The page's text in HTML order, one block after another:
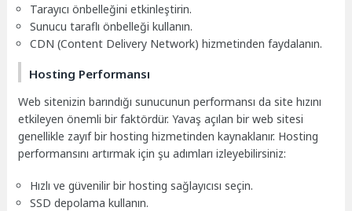
Tarayıcı önbelleğini etkinleştirin.
Sunucu taraflı önbelleği kullanın.
CDN (Content Delivery Network) hizmetinden faydalanın.
Hosting Performansı
Web sitenizin barındığı sunucunun performansı da site hızını
etkileyen önemli bir faktördür. Yavaş açılan bir web sitesi
genellikle zayıf bir hosting hizmetinden kaynaklanır. Hosting
performansını artırmak için şu adımları izleyebilirsiniz:
Hızlı ve güvenilir bir hosting sağlayıcısı seçin.
SSD depolama kullanın.